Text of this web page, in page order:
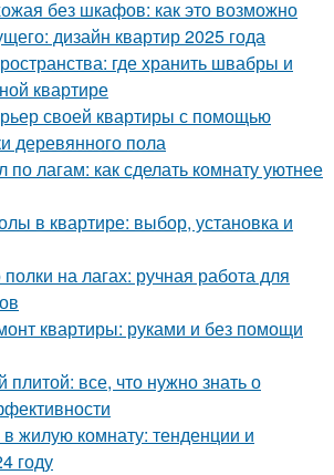
без шкафов: как это возможно
дизайн квартир 2025 года
где хранить швабры и
квартире
своей квартиры с помощью
деревянного пола
лагам: как сделать комнату уютнее
в квартире: выбор, установка и
на лагах: ручная работа для
квартиры: руками и без помощи
плитой: все, что нужно знать о
жилую комнату: тенденции и
году